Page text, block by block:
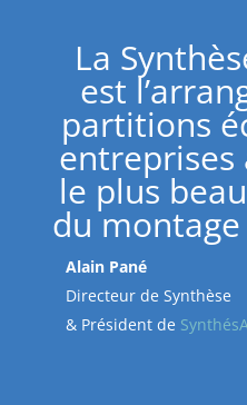
La
est
partitions
entreprises
le plus
du
Alain Pané
Directeur de Synthèse
& Président de